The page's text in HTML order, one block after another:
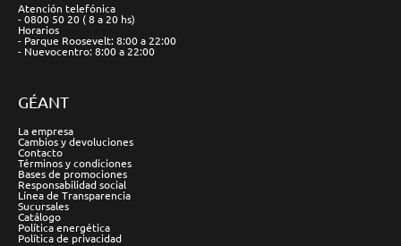
Atención telefónica
- 0800 50 20 ( 8 a 20 hs)
Horarios
- Parque Roosevelt: 8:00 a 22:00
- Nuevocentro: 8:00 a 22:00
GÉANT
La empresa
Cambios y devoluciones
Contacto
Términos y condiciones
Bases de promociones
Responsabilidad social
Línea de Transparencia
Sucursales
Catálogo
Política energética
Política de privacidad